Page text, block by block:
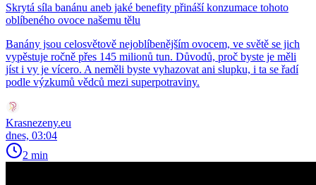
Skrytá síla banánu aneb jaké benefity přináší konzumace tohoto
oblíbeného ovoce našemu tělu
Banány jsou celosvětově nejoblíbenějším ovocem, ve světě se jich
vypěstuje ročně přes 145 milionů tun. Důvodů, proč byste je měli
jíst i vy je vícero. A neměli byste vyhazovat ani slupku, i ta se řadí
podle výzkumů vědců mezi superpotraviny.
Krasnezeny.eu
dnes, 03:04
2 min